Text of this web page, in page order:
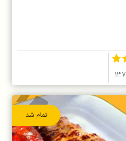
تمام شد